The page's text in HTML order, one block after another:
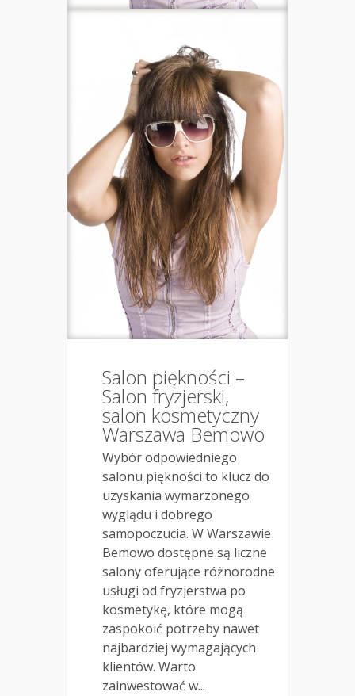
Salon piękności –
Salon fryzjerski,
salon kosmetyczny
Warszawa Bemowo
Wybór odpowiedniego
salonu piękności to klucz do
uzyskania wymarzonego
wyglądu i dobrego
samopoczucia. W Warszawie
Bemowo dostępne są liczne
salony oferujące różnorodne
usługi od fryzjerstwa po
kosmetykę, które mogą
zaspokoić potrzeby nawet
najbardziej wymagających
klientów. Warto
zainwestować w...